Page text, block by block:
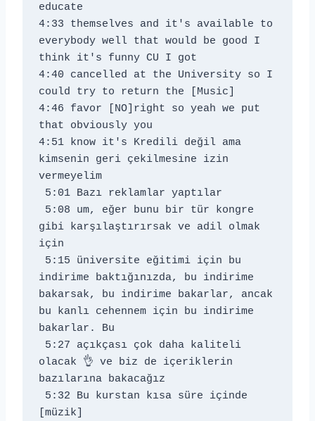
educate
4:33 themselves and it's available to
everybody well that would be good I
think it's funny CU I got
4:40 cancelled at the University so I
could try to return the [Music]
4:46 favor [NO]right so yeah we put
that obviously you
4:51 know it's Kredili değil ama
kimsenin geri çekilmesine izin
vermeyelim
5:01 Bazı reklamlar yaptılar
gibi karşılaştırırsak ve adil olmak
için
indirime baktığınızda, bu indirime
bakarsak, bu indirime bakarlar, ancak
bu kanlı cehennem için bu indirime
bakarlar. Bu
olacak 👌 ve biz de içeriklerin
bazılarına bakacağız
[müzik]